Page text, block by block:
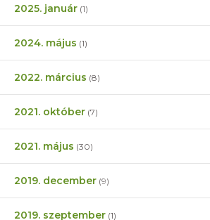
2025. január (1)
2024. május (1)
2022. március (8)
2021. október (7)
2021. május (30)
2019. december (9)
2019. szeptember (1)